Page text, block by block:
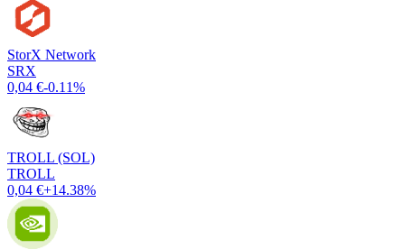
StorX Network
SRX
0,04 €-0.11%
TROLL (SOL)
TROLL
0,04 €+14.38%